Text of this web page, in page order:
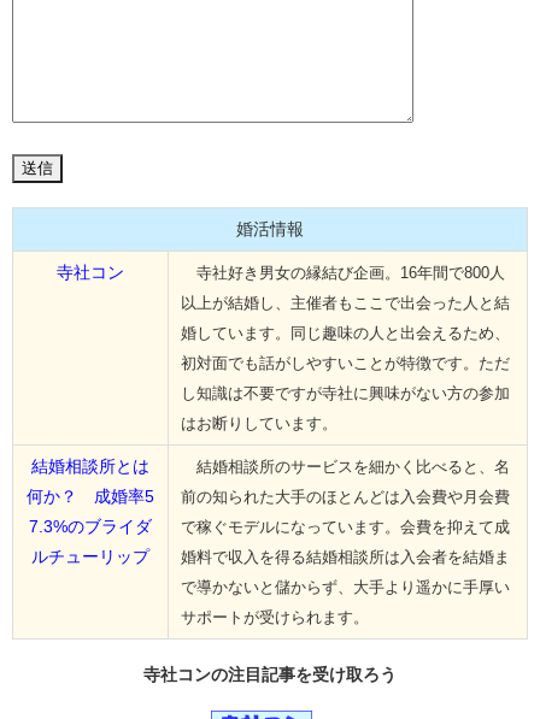
婚活情報
寺社コン
寺社好き男女の縁結び企画。16年間で800人
以上が結婚し、主催者もここで出会った人と結
婚しています。同じ趣味の人と出会えるため、
初対面でも話がしやすいことが特徴です。ただ
し知識は不要ですが寺社に興味がない方の参加
はお断りしています。
結婚相談所とは
何か？ 成婚率5
7.3%のブライダ
ルチューリップ
結婚相談所のサービスを細かく比べると、名
前の知られた大手のほとんどは入会費や月会費
で稼ぐモデルになっています。会費を抑えて成
婚料で収入を得る結婚相談所は入会者を結婚ま
で導かないと儲からず、大手より遥かに手厚い
サポートが受けられます。
寺社コンの注目記事を受け取ろう